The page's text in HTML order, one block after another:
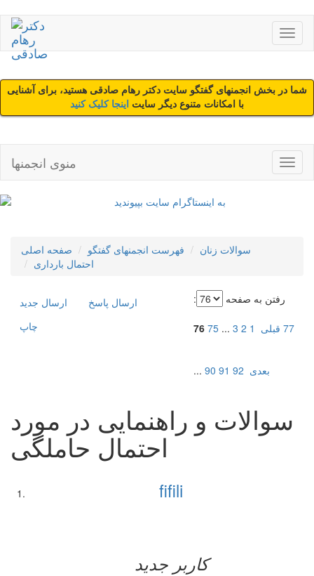
شما در بخش انجمنهای گفتگو سایت دکتر رهام صادقی هستید، برای آشنایی
با امکانات متنوع دیگر سایت اینجا کلیک کنید
منوی انجمنها
صفحه اصلی فهرست انجمنهای گفتگو
سوالات زنان
احتمال بارداری
ارسال جديد
ارسال پاسخ
چاپ
رفتن به صفحه :
قبلی 1
2
3
...
75
76 77
...90 91 92 بعدی
سوالات و راهنمایی در مورد
احتمال حاملگی
fifili
کاربر جدید